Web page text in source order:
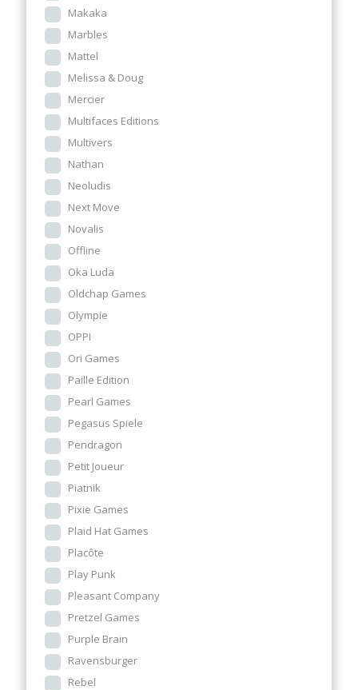
Makaka
Marbles
Mattel
Melissa & Doug
Mercier
Multifaces Editions
Multivers
Nathan
Neoludis
Next Move
Novalis
Offline
Oka Luda
Oldchap Games
Olympie
OPPI
Ori Games
Paille Edition
Pearl Games
Pegasus Spiele
Pendragon
Petit Joueur
Piatnik
Pixie Games
Plaid Hat Games
Placôte
Play Punk
Pleasant Company
Pretzel Games
Purple Brain
Ravensburger
Rebel